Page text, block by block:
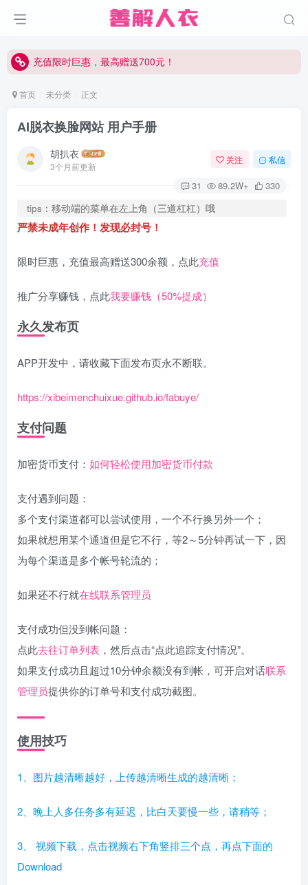
充值限时巨惠，最高赠送700元！
首页 未分类 正文
AI脱衣换脸网站 用户手册
胡扒衣
3个月前更新
关注 私信
31 89.2W+
330
tips：移动端的菜单在左上角（三道杠杠）哦
严禁未成年创作！发现必封号！
限时巨惠，充值最高赠送300余额，点此充值
推广分享赚钱，点此我要赚钱（50%提成）
永久发布页
APP开发中，请收藏下面发布页永不断联。
https://xibeimenchuixue.github.io/fabuye/
支付问题
加密货币支付： 如何轻松使用加密货币付款
支付遇到问题：
多个支付渠道都可以尝试使用，一个不行换另外一个；
如果就想用某个通道但是它不行，等2～5分钟再试一下，因
为每个渠道是多个帐号轮流的；
如果还不行就在线联系管理员
支付成功但没到帐问题：
点此去往订单列表 ，然后点击“点此追踪支付情况”。
如果支付成功且超过10分钟余额没有到帐，可开启对话联系
管理员提供你的订单号和支付成功截图。
使用技巧
1、图片越清晰越好，上传越清晰生成的越清晰；
2、晚上人多任务多有延迟，比白天要慢一些，请稍等；
3、 视频下载，点击视频右下角竖排三个点，再点下面的
Download